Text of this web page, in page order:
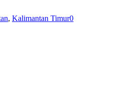
, Kalimantan Timur0